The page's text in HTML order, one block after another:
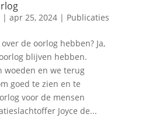
| apr 25, 2024| Publicaties
de oorlog hebben? Ja,
blijven hebben.
woeden en we terug
goed te zien en te
voor de mensen
Joyce de...